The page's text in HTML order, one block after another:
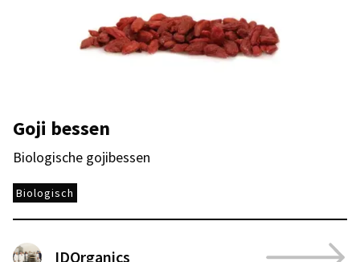
Goji bessen
Biologische gojibessen
Biologisch
IDOrganics